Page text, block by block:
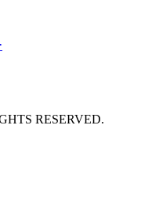
RESERVED.